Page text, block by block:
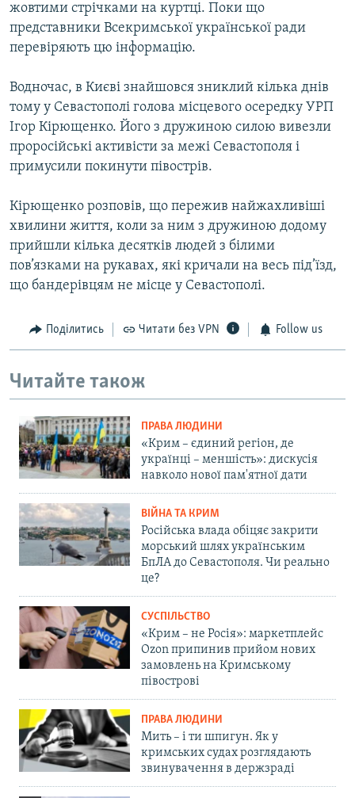
жовтими стрічками на куртці. Поки що
представники Всекримської української ради
перевіряють цю інформацію.
Водночас, в Києві знайшовся зниклий кілька днів
тому у Севастополі голова місцевого осередку УРП
Ігор Кірющенко. Його з дружиною силою вивезли
проросійські активісти за межі Севастополя і
примусили покинути півострів.
Кірющенко розповів, що пережив найжахливіші
хвилини життя, коли за ним з дружиною додому
прийшли кілька десятків людей з білими
пов’язками на рукавах, які кричали на весь під’їзд,
що бандерівцям не місце у Севастополі.
Поділитись Читати без VPN Follow us
Читайте також
ПРАВА ЛЮДИНИ
«Крим – єдиний регіон, де
українці – меншість»: дискусія
навколо нової пам'ятної дати
ВІЙНА ТА КРИМ
Російська влада обіцяє закрити
морський шлях українським
БпЛА до Севастополя. Чи реально
це?
СУСПІЛЬСТВО
«Крим – не Росія»: маркетплейс
Ozon припинив прийом нових
замовлень на Кримському
півострові
ПРАВА ЛЮДИНИ
Мить – і ти шпигун. Як у
кримських судах розглядають
звинувачення в держзраді